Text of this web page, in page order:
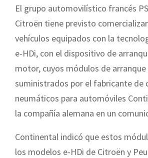
El grupo automovilístico francés
Citroën tiene previsto
vehículos equipados con la
e-HDi, con el dispositivo de
motor, cuyos módulos de arranque
suministrados por el fabricante de
neumáticos para automóviles
la compañía alemana en un
Continental indicó que estos
los modelos e-HDi de Citroën y